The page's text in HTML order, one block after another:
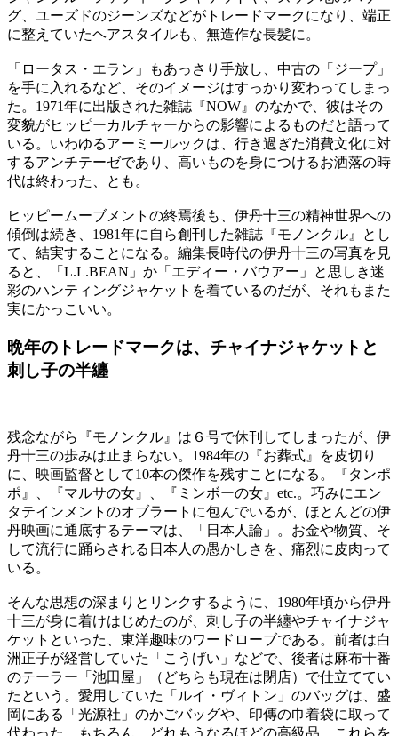
グ、ユーズドのジーンズなどがトレードマークになり、端正
に整えていたヘアスタイルも、無造作な長髪に。
「ロータス・エラン」もあっさり手放し、中古の「ジープ」
を手に入れるなど、そのイメージはすっかり変わってしまっ
た。1971年に出版された雑誌『NOW』のなかで、彼はその
変貌がヒッピーカルチャーからの影響によるものだと語って
いる。いわゆるアーミールックは、行き過ぎた消費文化に対
するアンチテーゼであり、高いものを身につけるお洒落の時
代は終わった、とも。
ヒッピームーブメントの終焉後も、伊丹十三の精神世界への
傾倒は続き、1981年に自ら創刊した雑誌『モノンクル』とし
て、結実することになる。編集長時代の伊丹十三の写真を見
ると、「L.L.BEAN」か「エディー・バウアー」と思しき迷
彩のハンティングジャケットを着ているのだが、それもまた
実にかっこいい。
晩年のトレードマークは、チャイナジャケットと
刺し子の半纏
残念ながら『モノンクル』は６号で休刊してしまったが、伊
丹十三の歩みは止まらない。1984年の『お葬式』を皮切り
に、映画監督として10本の傑作を残すことになる。『タンポ
ポ』、『マルサの女』、『ミンボーの女』etc.。巧みにエン
タテインメントのオブラートに包んでいるが、ほとんどの伊
丹映画に通底するテーマは、「日本人論」。お金や物質、そ
して流行に踊らされる日本人の愚かしさを、痛烈に皮肉って
いる。
そんな思想の深まりとリンクするように、1980年頃から伊丹
十三が身に着けはじめたのが、刺し子の半纏やチャイナジャ
ケットといった、東洋趣味のワードローブである。前者は白
洲正子が経営していた「こうげい」などで、後者は麻布十番
のテーラー「池田屋」（どちらも現在は閉店）で仕立ててい
たという。愛用していた「ルイ・ヴィトン」のバッグは、盛
岡にある「光源社」のかごバッグや、印傳の巾着袋に取って